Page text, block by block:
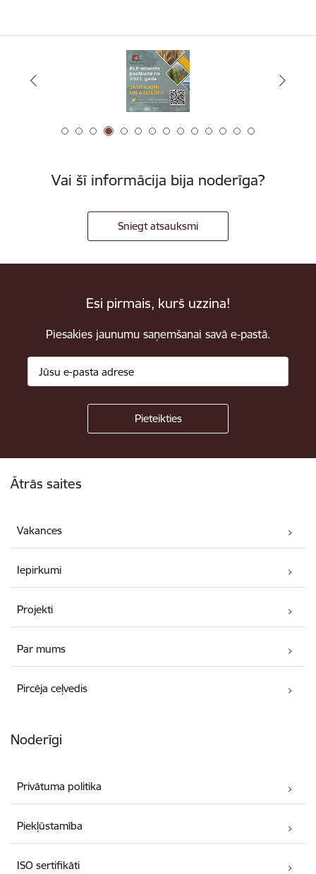
Vai šī informācija bija noderīga?
Sniegt atsauksmi
Esi pirmais, kurš uzzina!
Piesakies jaunumu saņemšanai savā e-pastā.
Ātrās saites
Vakances
Iepirkumi
Projekti
Par mums
Pircēja ceļvedis
Noderīgi
Privātuma politika
Piekļūstamība
ISO sertifikāti